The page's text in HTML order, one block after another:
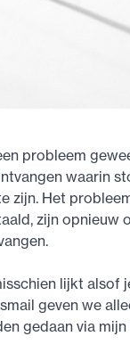
probleem
waarin
zijn. Het
zijn opnieuw
lijkt alsof
geven we
gedaan via mijn